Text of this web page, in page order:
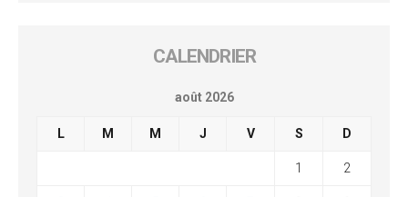
CALENDRIER
août 2026
L M M J V S D
1 2